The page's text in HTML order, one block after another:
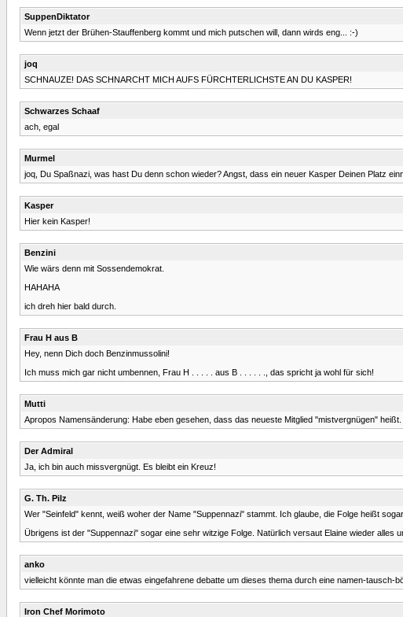
SuppenDiktator
Wenn jetzt der Brühen-Stauffenberg kommt und mich putschen will, dann wirds eng... :-)
joq
SCHNAUZE! DAS SCHNARCHT MICH AUFS FÜRCHTERLICHSTE AN DU KASPER!
Schwarzes Schaaf
ach, egal
Murmel
joq, Du Spaßnazi, was hast Du denn schon wieder? Angst, dass ein neuer Kasper Deinen Platz
Kasper
Hier kein Kasper!
Benzini
Wie wärs denn mit Sossendemokrat.
HAHAHA
ich dreh hier bald durch.
Frau H aus B
Hey, nenn Dich doch Benzinmussolini!
Ich muss mich gar nicht umbennen, Frau H . . . . . aus B . . . . . ., das spricht ja wohl für sich!
Mutti
Apropos Namensänderung: Habe eben gesehen, dass das neueste Mitglied "mistvergnügen"
Der Admiral
Ja, ich bin auch missvergnügt. Es bleibt ein Kreuz!
G. Th. Pilz
Wer "Seinfeld" kennt, weiß woher der Name "Suppennazi" stammt. Ich glaube, die Folge heißt
Übrigens ist der "Suppennazi" sogar eine sehr witzige Folge. Natürlich versaut Elaine wieder alles
anko
vielleicht könnte man die etwas eingefahrene debatte um dieses thema durch eine namen-tausch-
Iron Chef Morimoto